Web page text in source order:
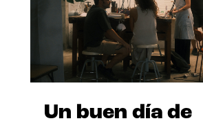
Un buen día de